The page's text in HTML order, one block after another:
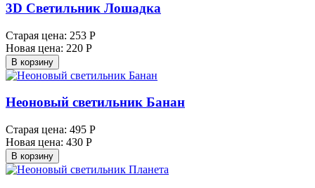
3D Светильник Лошадка
Старая цена: 253 Р
Новая цена: 220 Р
В корзину
Неоновый светильник Банан
Старая цена: 495 Р
Новая цена: 430 Р
В корзину